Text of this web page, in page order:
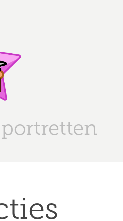
portretten